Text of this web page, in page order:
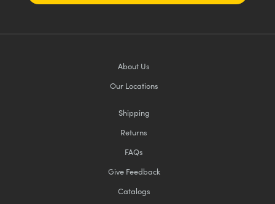
About Us
Our Locations
Shipping
Returns
FAQs
Give Feedback
Catalogs